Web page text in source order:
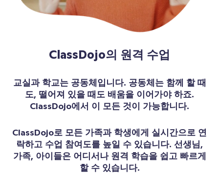
ClassDojo의 원격 수업
교실과 학교는 공동체입니다. 공동체는 함께 할 때
도, 떨어져 있을 때도 배움을 이어가야 하죠.
ClassDojo에서 이 모든 것이 가능합니다.
ClassDojo로 모든 가족과 학생에게 실시간으로 연
락하고 수업 참여도를 높일 수 있습니다. 선생님,
가족, 아이들은 어디서나 원격 학습을 쉽고 빠르게
할 수 있습니다.